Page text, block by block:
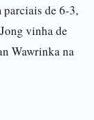
parciais de 6-3,
vinha de
Wawrinka na